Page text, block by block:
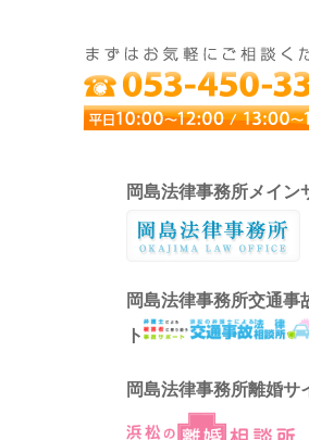
岡島法律事務所メイン
岡島法律事務所交通事
ト
岡島法律事務所離婚サ